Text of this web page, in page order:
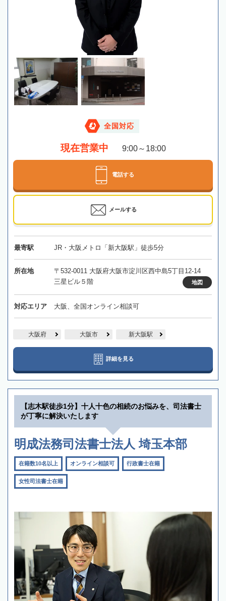
全国対応
現在営業中 9:00～18:00
電話する
メールする
最寄駅 JR・大阪メトロ「新大阪駅」徒歩5分
所在地
〒532-0011 大阪府大阪市淀川区西中島5丁目12-14
三星ビル５階
地図
対応エリア 大阪、全国オンライン相談可
大阪府 大阪市 新大阪駅
詳細を見る
【志木駅徒歩1分】十人十色の相続のお悩みを、司法書士
が丁寧に解決いたします
明成法務司法書士法人 埼玉本部
在籍数10名以上 オンライン相談可 行政書士在籍
女性司法書士在籍